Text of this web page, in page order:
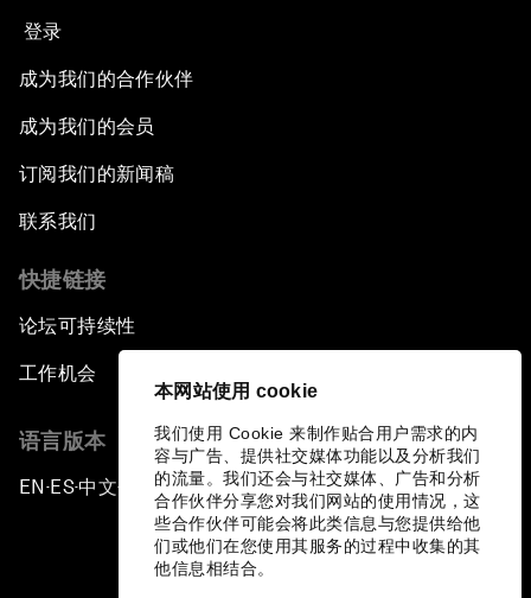
本网站使用 cookie
我们使用 Cookie 来制作贴合用户需求的内
容与广告、提供社交媒体功能以及分析我们
的流量。我们还会与社交媒体、广告和分析
合作伙伴分享您对我们网站的使用情况，这
些合作伙伴可能会将此类信息与您提供给他
们或他们在您使用其服务的过程中收集的其
他信息相结合。
登录
成为我们的合作伙伴
成为我们的会员
订阅我们的新闻稿
联系我们
快捷链接
论坛可持续性
工作机会
语言版本
EN ▪ES▪中文▪ 日本語